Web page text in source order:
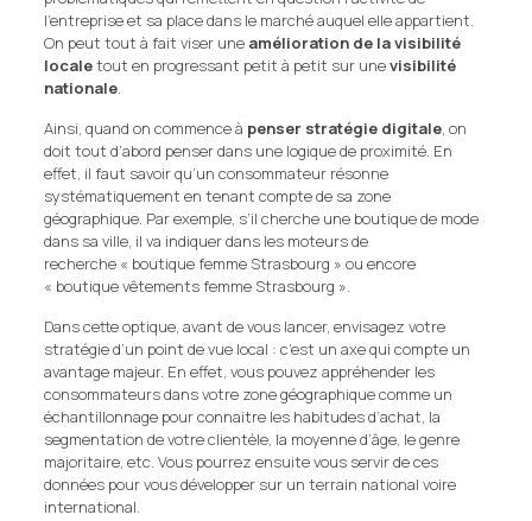
l’entreprise et sa place dans le marché auquel elle appartient.
On peut tout à fait viser une amélioration de la visibilité
localetout en progressant petit à petit sur unevisibilité
nationale.
Ainsi, quand on commence à penser stratégie digitale, on
doit tout d’abord penser dans une logique de proximité. En
effet, il faut savoir qu’un consommateur résonne
systématiquement en tenant compte de sa zone
géographique. Par exemple, s’il cherche une boutique de mode
dans sa ville, il va indiquer dans les moteurs de
recherche « boutique femme Strasbourg » ou encore
« boutique vêtements femme Strasbourg ».
Dans cette optique, avant de vous lancer, envisagez votre
stratégie d’un point de vue local : c’est un axe qui compte un
avantage majeur. En effet, vous pouvez appréhender les
consommateurs dans votre zone géographique comme un
échantillonnage pour connaitre les habitudes d’achat, la
segmentation de votre clientèle, la moyenne d’âge, le genre
majoritaire, etc. Vous pourrez ensuite vous servir de ces
données pour vous développer sur un terrain national voire
international.